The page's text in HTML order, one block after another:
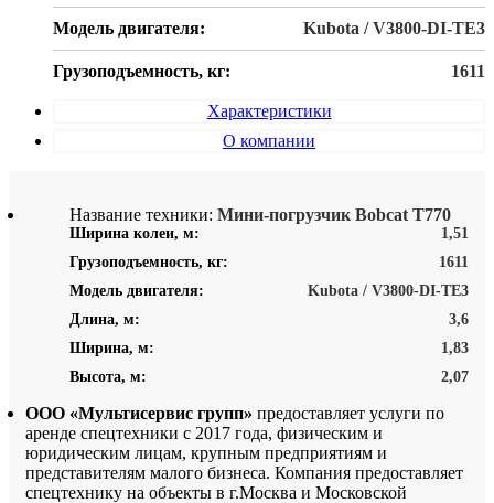
Модель двигателя: Kubota / V3800-DI-TE3
Грузоподъемность, кг: 1611
Характеристики
О компании
Название техники: Мини-погрузчик Bobcat Т770
Ширина колеи, м:
1,51
Грузоподъемность, кг:
1611
Модель двигателя:
Kubota / V3800-DI-TE3
Длина, м:
3,6
Ширина, м:
1,83
Высота, м:
2,07
ООО «Мультисервис групп» предоставляет услуги по
аренде спецтехники с 2017 года, физическим и
юридическим лицам, крупным предприятиям и
представителям малого бизнеса. Компания предоставляет
спецтехнику на объекты в г.Москва и Московской